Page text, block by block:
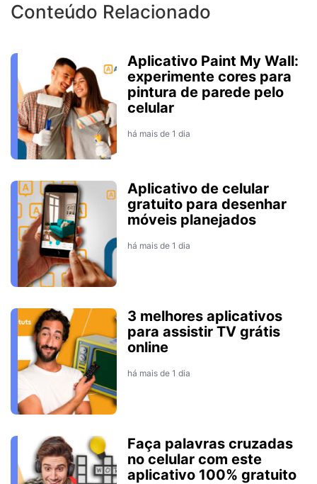
Conteúdo Relacionado
Aplicativo Paint My Wall:
experimente cores para
pintura de parede pelo
celular
há mais de 1 dia
Aplicativo de celular
gratuito para desenhar
móveis planejados
há mais de 1 dia
3 melhores aplicativos
para assistir TV grátis
online
há mais de 1 dia
Faça palavras cruzadas
no celular com este
aplicativo 100% gratuito